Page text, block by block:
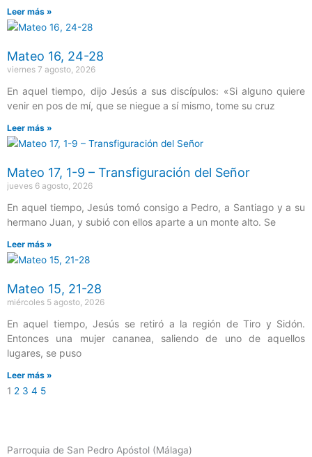
Leer más »
Mateo 16, 24-28
viernes 7 agosto, 2026
En aquel tiempo, dijo Jesús a sus discípulos: «Si alguno quiere
venir en pos de mí, que se niegue a sí mismo, tome su cruz
Leer más »
Mateo 17, 1-9 – Transfiguración del Señor
jueves 6 agosto, 2026
En aquel tiempo, Jesús tomó consigo a Pedro, a Santiago y a su
hermano Juan, y subió con ellos aparte a un monte alto. Se
Leer más »
Mateo 15, 21-28
miércoles 5 agosto, 2026
En aquel tiempo, Jesús se retiró a la región de Tiro y Sidón.
Entonces una mujer cananea, saliendo de uno de aquellos
lugares, se puso
Leer más »
1 2 3 4 5
Parroquia de San Pedro Apóstol (Málaga)